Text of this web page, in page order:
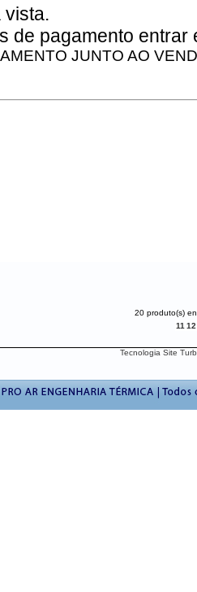
vista.
de pagamento entrar
JUNTO AO
20 produto(s)
11 12
Tecnologia Site